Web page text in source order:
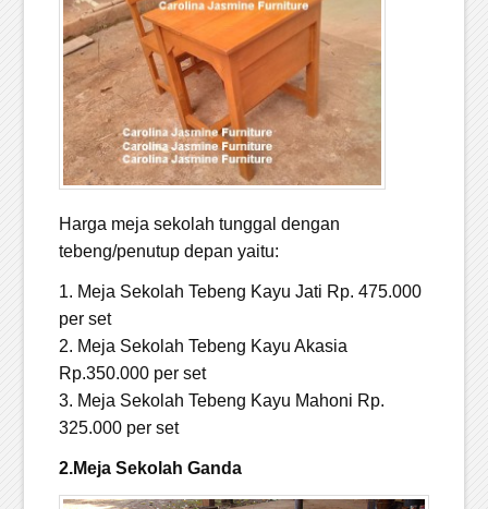
Harga meja sekolah tunggal dengan
tebeng/penutup depan yaitu:
1. Meja Sekolah Tebeng Kayu Jati Rp. 475.000
per set
2. Meja Sekolah Tebeng Kayu Akasia
Rp.350.000 per set
3. Meja Sekolah Tebeng Kayu Mahoni Rp.
325.000 per set
2.Meja Sekolah Ganda